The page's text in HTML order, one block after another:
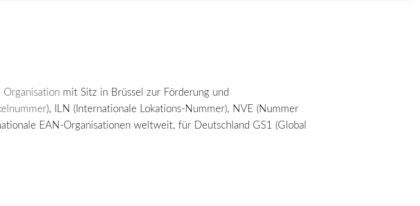
Organisation mit Sitz in Brüssel zur Förderung und
), ILN (Internationale Lokations-Nummer), NVE (Nummer
EAN-Organisationen weltweit, für Deutschland GS1 (Global